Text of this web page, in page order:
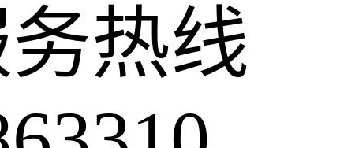
热线